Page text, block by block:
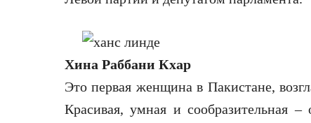
Хина Раббани Кхар
Это первая женщина в Пакистане,
Красивая, умная и сообразительная